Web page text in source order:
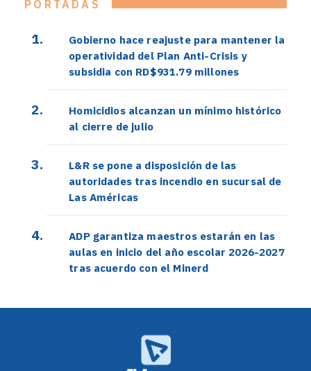
PORTADAS
Gobierno hace reajuste para mantener la
operatividad del Plan Anti-Crisis y
subsidia con RD$931.79 millones
Homicidios alcanzan un mínimo histórico
al cierre de julio
L&R se pone a disposición de las
autoridades tras incendio en sucursal de
Las Américas
ADP garantiza maestros estarán en las
aulas en inicio del año escolar 2026-2027
tras acuerdo con el Minerd